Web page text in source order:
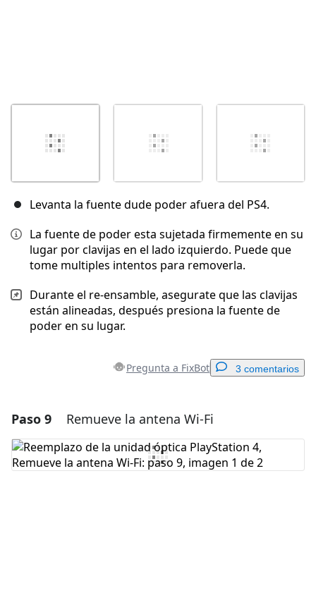
Levanta la fuente dude poder afuera del PS4.
La fuente de poder esta sujetada firmemente en su
lugar por clavijas en el lado izquierdo. Puede que
tome multiples intentos para removerla.
Durante el re-ensamble, asegurate que las clavijas
están alineadas, después presiona la fuente de
poder en su lugar.
Pregunta a FixBot 3 comentarios
Agregar un comentario
Agregar Comentario
Paso 9 Remueve la antena Wi-Fi